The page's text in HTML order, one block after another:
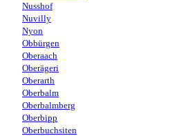
Nusshof
Nuvilly
Nyon
Obbürgen
Oberaach
Oberägeri
Oberarth
Oberbalm
Oberbalmberg
Oberbipp
Oberbuchsiten